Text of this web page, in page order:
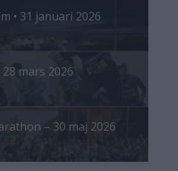
• 31 januari 2026
mars 2026
– 30 maj 2026